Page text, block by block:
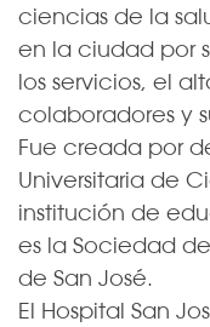
ciencias de la
en la ciudad por
los servicios, el
colaboradores y
Fue creada por
Universitaria de
institución de
es la Sociedad
de San José.
El Hospital San